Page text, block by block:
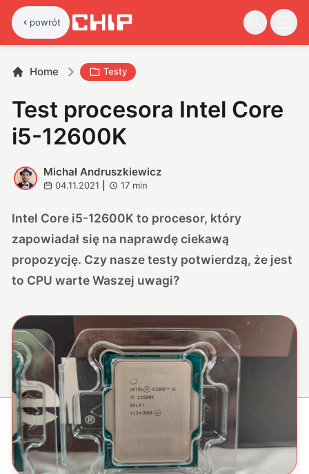
powrót
Home Testy
Test procesora Intel Core
i5-12600K
M
Michał Andruszkiewicz
04.11.2021 17 min
Intel Core i5-12600K to procesor, który
zapowiadał się na naprawdę ciekawą
propozycję. Czy nasze testy potwierdzą, że jest
to CPU warte Waszej uwagi?